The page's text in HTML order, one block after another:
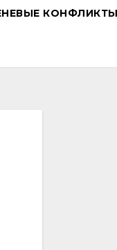
КОНФЛИКТЫ